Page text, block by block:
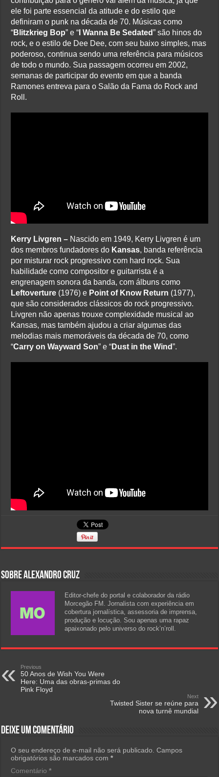
ele foi parte essencial da atitude e do estilo que
definiram o punk na década de 70. Músicas como
“Blitzkrieg Bop” e “ I Wanna Be Sedated” são hinos do
rock, e o estilo de Dee Dee, com seu baixo simples, mas
poderoso, continua sendo uma referência para músicos
de todo o mundo. Sua passagem ocorreu em 2002,
semanas de participar do evento em que a banda
Ramones entreva para o Salão da Fama do Rock and
Roll.
Kerry Livgren – Nascido em 1949, Kerry Livgren é um
dos membros fundadores do Kansas, banda referência
por misturar rock progressivo com hard rock. Sua
habilidade como compositor e guitarrista é a
engrenagem sonora da banda, com álbuns como
Leftoverture (1976) e Point of Know Return (1977),
que são considerados clássicos do rock progressivo.
Livgren não apenas trouxe complexidade musical ao
Kansas, mas também ajudou a criar algumas das
melodias mais memoráveis da década de 70, como
“Carry on Wayward Son” e “Dust in the Wind”.
Sobre Alexandro Cruz
Editor-chefe do portal e colaborador da rádio
Morcegão FM. Jornalista com experiência em
cobertura jornalística, assessoria de imprensa,
produção e locução. Sou apenas uma rapaz
apaixonado pelo universo do rock’n’roll.
Previous
50 Anos de Wish You Were
Here: Uma das obras-primas do
Pink Floyd
Next
Twisted Sister se reúne para
nova turnê mundial
Deixe um comentário
O seu endereço de e-mail não será publicado. Campos
obrigatórios são marcados com*
Comentário*